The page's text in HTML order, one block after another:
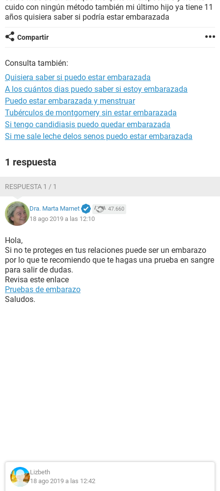
cuido con ningún método también mi último hijo ya tiene 11
años quisiera saber si podría estar embarazada
Compartir
Consulta también:
Quisiera saber si puedo estar embarazada
A los cuántos dias puedo saber si estoy embarazada
Puedo estar embarazada y menstruar
Tubérculos de montgomery sin estar embarazada
Si tengo candidiasis puedo quedar embarazada
Si me sale leche delos senos puedo estar embarazada
1 respuesta
RESPUESTA 1 / 1
Dra. Marta Marnet 47.660
18 ago 2019 a las 12:10
Hola,
Si no te proteges en tus relaciones puede ser un embarazo
por lo que te recomiendo que te hagas una prueba en sangre
para salir de dudas.
Revisa este enlace
Pruebas de embarazo
Saludos.
Lizbeth
18 ago 2019 a las 12:42